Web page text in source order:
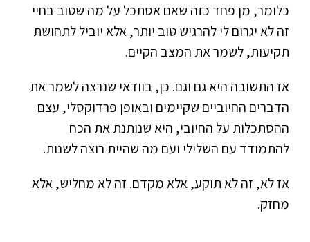
כלומר, מן פחד כזה שאם אסתכל על מה שטוב בחיי
זה לא יגרום לי להרגיש טוב יותר, אלא יוביל לתחושת
תקיעות, לשמר את המצב הקיים.
אז התשובה היא גם וגם. כן, בוודאי שנרצה לשמר את
הדברים החיוביים שקיימים ובאופן פרדוקסלי, עצם
ההסתכלות על החיובי, היא שנותנת את הכח
להתמודד עם השלילי ועם מה שהיית רוצה לשנות.
אז לא, זה לא תוקע, אלא מקדם. זה לא מחליש, אלא
מחזק.